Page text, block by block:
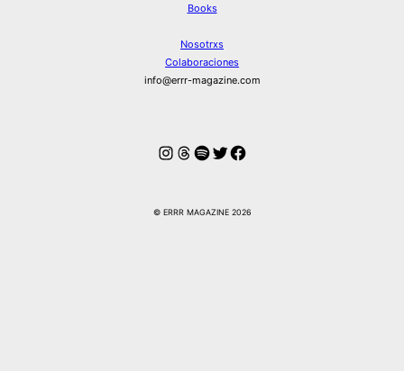
Books
Nosotrxs
Colaboraciones
info@errr-magazine.com
Instagram
Hilos
Spotify
Twitter
Facebook
© ERRR MAGAZINE 2026